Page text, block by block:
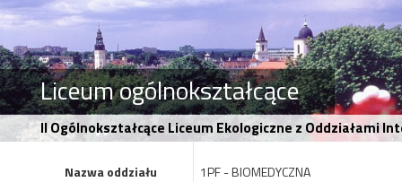
Liceum ogólnokształcące
II Ogólnokształcące Liceum Ekologiczne z Oddziałami
Nazwa oddziału 1PF - BIOMEDYCZNA